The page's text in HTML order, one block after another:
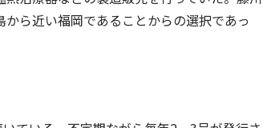
ら近い福岡であることからの選択であっ